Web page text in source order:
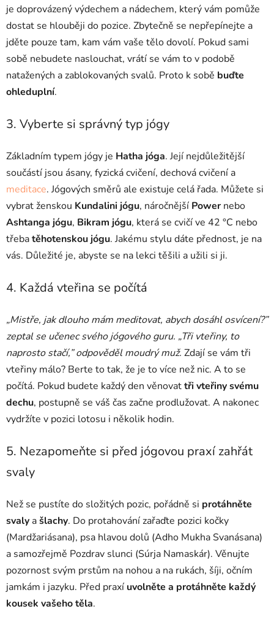
je doprovázený výdechem a nádechem, který vám pomůže
dostat se hlouběji do pozice. Zbytečně se nepřepínejte a
jděte pouze tam, kam vám vaše tělo dovolí. Pokud sami
sobě nebudete naslouchat, vrátí se vám to v podobě
natažených a zablokovaných svalů. Proto k sobě buďte
ohleduplní.
3. Vyberte si správný typ jógy
Základním typem jógy je Hatha jóga. Její nejdůležitější
součástí jsou ásany, fyzická cvičení, dechová cvičení a
meditace. Jógových směrů ale existuje celá řada. Můžete si
vybrat ženskou Kundalini jógu, náročnější Power nebo
Ashtanga jógu, Bikram jógu, která se cvičí ve 42 °C nebo
třebatěhotenskou jógu. Jakému stylu dáte přednost, je na
vás. Důležité je, abyste se na lekci těšili a užili si ji.
4. Každá vteřina se počítá
„Mistře, jak dlouho mám meditovat, abych dosáhl osvícení?”
zeptal se učenec svého jógového guru. „Tři vteřiny, to
naprosto stačí,” odpověděl moudrý muž. Zdají se vám tři
vteřiny málo? Berte to tak, že je to více než nic. A to se
počítá. Pokud budete každý den věnovattři vteřiny svému
dechu, postupně se váš čas začne prodlužovat. A nakonec
vydržíte v pozici lotosu i několik hodin.
5. Nezapomeňte si před jógovou praxí zahřát
svaly
Než se pustíte do složitých pozic, pořádně si protáhněte
svaly ašlachy. Do protahování zařaďte pozici kočky
(Mardžariásana), psa hlavou dolů (Adho Mukha Svanásana)
a samozřejmě Pozdrav slunci (Súrja Namaskár). Věnujte
pozornost svým prstům na nohou a na rukách, šíji, očním
jamkám i jazyku. Před praxí uvolněte a protáhněte každý
kousek vašeho těla.